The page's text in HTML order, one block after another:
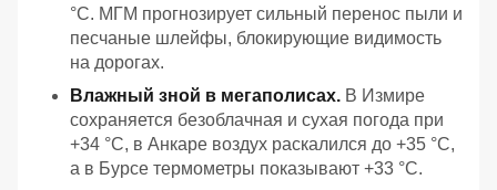
°C. МГМ прогнозирует сильный перенос пыли и
песчаные шлейфы, блокирующие видимость
на дорогах.
Влажный зной в мегаполисах. В Измире
сохраняется безоблачная и сухая погода при
+34 °C, в Анкаре воздух раскалился до +35 °C,
а в Бурсе термометры показывают +33 °C.